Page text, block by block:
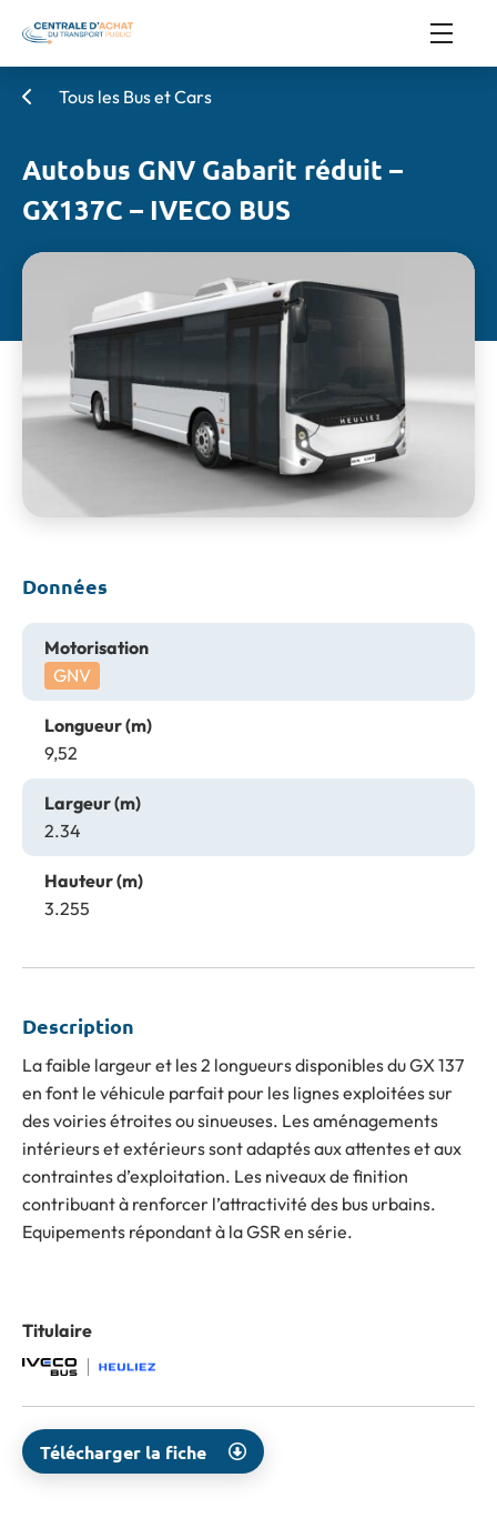
Tous les Bus et Cars
Autobus GNV Gabarit réduit –
GX137C – IVECO BUS
Données
Motorisation
GNV
Longueur (m)
9,52
Largeur (m)
2.34
Hauteur (m)
3.255
Description
La faible largeur et les 2 longueurs disponibles du GX 137
en font le véhicule parfait pour les lignes exploitées sur
des voiries étroites ou sinueuses. Les aménagements
intérieurs et extérieurs sont adaptés aux attentes et aux
contraintes d’exploitation. Les niveaux de finition
contribuant à renforcer l’attractivité des bus urbains.
Equipements répondant à la GSR en série.
Titulaire
Télécharger la fiche